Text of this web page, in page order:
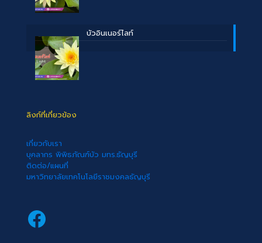
บัวอินเนอร์ไลท์
ลิงก์ที่เกี่ยวข้อง
เกี่ยวกับเรา
บุคลากร พิพิธภัณฑ์บัว มทร.ธัญบุรี
ติดต่อ/แผนที่
มหาวิทยาลัยเทคโนโลยีราชมงคลธัญบุรี
Facebook